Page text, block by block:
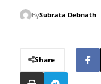
BySubrata Debnath
Share